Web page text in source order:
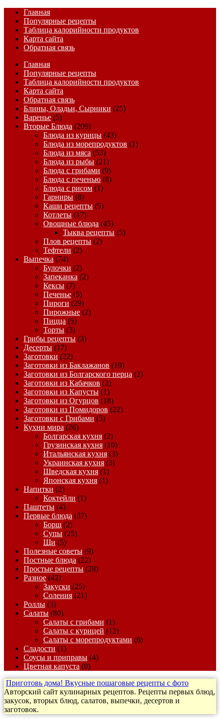
Главная
Популярные рецепты
Таблица калорийности продуктов
Карта сайта
Обратная связь
Главная
Популярные рецепты
Таблица калорийности продуктов
Карта сайта
Обратная связь
Блины, Оладьи, Сырники (25)
Варенье (5)
Вторые Блюда (209)
Блюда из курицы (43)
Блюда из морепродуктов (1)
Блюда из мяса (53)
Блюда из рыбы (21)
Блюда с грибами (9)
Блюда с печенью (8)
Блюда с рисом (1)
Гарниры (8)
Каши рецепты (5)
Котлеты (17)
Овощные блюда (45)
Тыква рецепты (5)
Плов рецепты (2)
Тефтели (2)
Выпечка (74)
Булочки (2)
Запеканка (2)
Кексы (7)
Печенье (5)
Пироги (29)
Пирожные (2)
Пицца (5)
Торты (3)
Грибы рецепты (3)
Десерты (17)
Заготовки (22)
Заготовки из Баклажанов (19)
Заготовки из Болгарского перца (2)
Заготовки из Кабачков (2)
Заготовки из Капусты (1)
Заготовки из Огурцов (18)
Заготовки из Помидоров (22)
Заготовки с Грибами (5)
Кухни мира (26)
Болгарская кухня (2)
Грузинская кухня (10)
Итальянская кухня (3)
Украинская кухня (3)
Шведская кухня (1)
Японская кухня (1)
Напитки (2)
Коктейли (1)
Паштеты (4)
Первые блюда (37)
Борщ (2)
Супы (25)
Щи (5)
Полезные советы (9)
Постные блюда (22)
Простые рецепты (28)
Разное (42)
Закуски (25)
Соления (21)
Роллы (3)
Салаты (80)
Салаты с грибами (1)
Салаты с курицей (12)
Салаты с морепродуктами (6)
Сладости (1)
Соусы и приправы (4)
Цветная капуста (0)
Приготовь дома! Вкусные пошаговые рецепты с фото
Авторский сайт кулинарных рецептов. Рецепты первых блюд,
закусок, вторых блюд, салатов, выпечки, десертов и
заготовок.